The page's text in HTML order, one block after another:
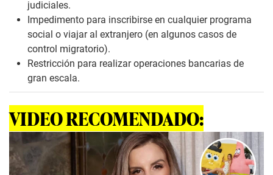
judiciales.
Impedimento para inscribirse en cualquier programa
social o viajar al extranjero (en algunos casos de
control migratorio).
Restricción para realizar operaciones bancarias de
gran escala.
VIDEO RECOMENDADO: